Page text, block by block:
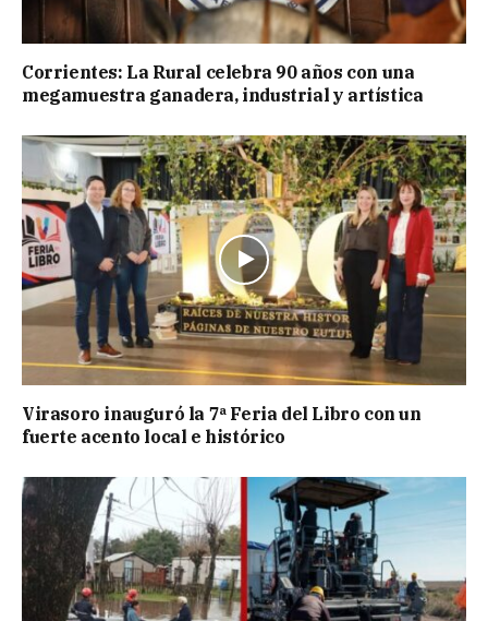
Corrientes: La Rural celebra 90 años con una
megamuestra ganadera, industrial y artística
Virasoro inauguró la 7ª Feria del Libro con un
fuerte acento local e histórico